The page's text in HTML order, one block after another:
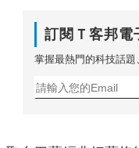
訂閱Ｔ客邦電
掌握最熱門的科技話題